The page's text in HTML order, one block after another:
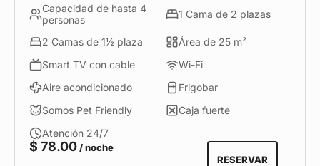
independientes, dos camas de 2 plazas y un sofá
cama, además de una acogedora sala, kitchenette
equipada, menaje, frigobar y horno microondas. Es
la opción ideal para familias o grupos pequeños
que buscan mayor amplitud, funcionalidad y una
ubicación privilegiada para descubrir lo mejor de
Lima.
Capacidad de hasta 4
personas
1 Cama de 2 plazas
2 Camas de 1½ plaza
Área de 25 m²
Smart TV con cable
Wi-Fi
Aire acondicionado
Frigobar
Somos Pet Friendly
Caja fuerte
Atención 24/7
$ 78.00 / noche
RESERVAR